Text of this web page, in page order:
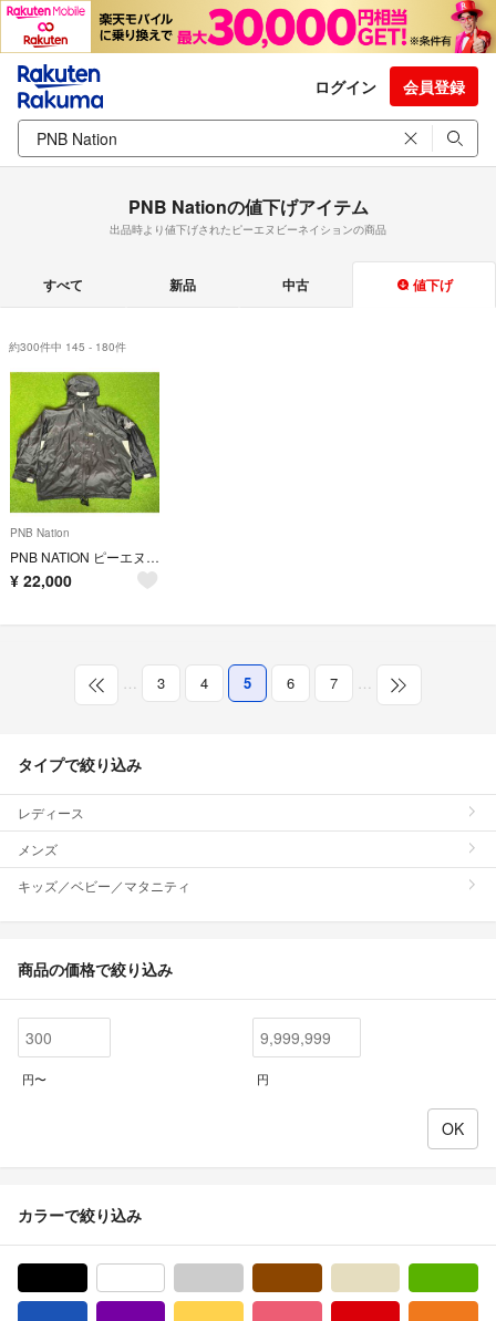
ログイン 会員登録
PNB Nationの値下げアイテム
出品時より値下げされたピーエヌビーネイションの商品
すべて 新品 中古 値下げ
約300件中 145 - 180件
PNB Nation
PNB NATION ピーエヌビーネイション 刺繍 ナイロンジャケット サイズL
¥ 22,000
… 3 4 5 6 7 …
タイプで絞り込み
レディース
メンズ
キッズ／ベビー／マタニティ
商品の価格で絞り込み
円〜 円
カラーで絞り込み